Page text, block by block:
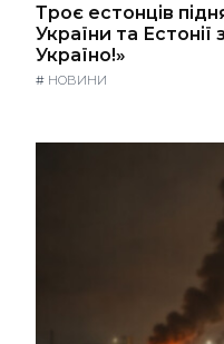
Троє естонців
України та Естонії
Україно!»
# НОВИНИ